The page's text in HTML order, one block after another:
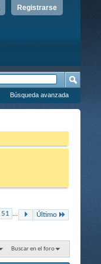
Registrarse
Búsqueda avanzada
51 ... Último
Buscar en el foro